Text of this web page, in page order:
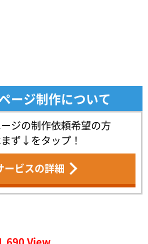
ージ制作について
ジの制作依頼希望の方
ず↓をタップ！
ービスの詳細